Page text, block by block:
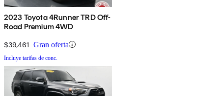
2023 Toyota 4Runner TRD Off-
Road Premium 4WD
$39,461 Gran oferta
Incluye tarifas de conc.